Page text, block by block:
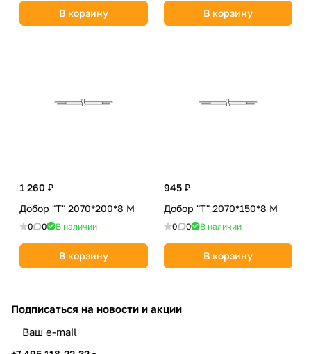
В корзину В корзину
1 260 ₽
Добор "Т" 2070*200*8 М
0 0 В наличии
В корзину
945 ₽
Добор "Т" 2070*150*8 М
0 0 В наличии
В корзину
Подписаться на новости и акции